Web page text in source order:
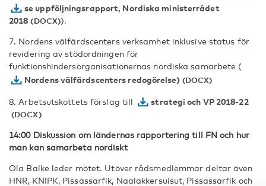
se uppföljningsrapport, Nordiska ministerrådet
2018
).
7. Nordens välfärdscenters verksamhet inklusive status för
revidering av stödordningen för
funktionshindersorganisationernas nordiska samarbete (
Nordens välfärdscenters redogörelse)
8. Arbetsutskottets förslag till strategi och VP 2018-22
14:00 Diskussion om ländernas rapportering till FN och hur
man kan samarbeta nordiskt
Ola Balke leder mötet. Utöver rådsmedlemmar deltar även
HNR, KNIPK, Pissassarfik, Naalakkersuisut, Pissassarfik och